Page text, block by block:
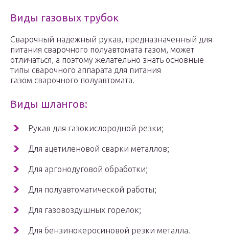
Виды газовых трубок
Сварочный надежный рукав, предназначенный для
питания сварочного полуавтомата газом, может
отличаться, а поэтому желательно знать основные
типы сварочного аппарата для питания
газом сварочного полуавтомата.
Виды шлангов:
Рукав для газокислородной резки;
Для ацетиленовой сварки металлов;
Для аргонодуговой обработки;
Для полуавтоматической работы;
Для газовоздушных горелок;
Для бензинокеросиновой резки металла.